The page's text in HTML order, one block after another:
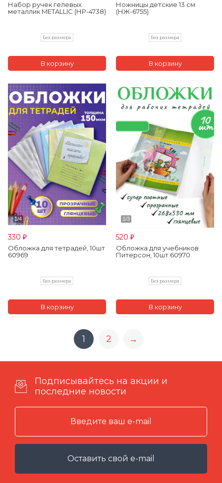
Набор ручек гелевых
металлик METALLIC (НР-4738)
Без размера
Ножницы детские 13 см
(НЖ-6755)
Без размера
330 ₽
Обложка для тетрадей, 10шт
60969
Без размера
520 ₽
Обложка для учебников
Питерсон, 10шт 60970
Без размера
1 2 →
Подписывайтесь на акции и
последние новости
Оставить свой e-mail